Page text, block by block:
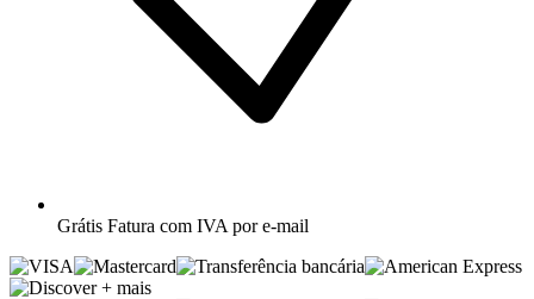
Grátis Fatura com IVA por e-mail
+ mais